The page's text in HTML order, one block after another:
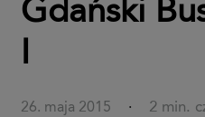
Gdański
I
26. maja 2015 · 2 min.